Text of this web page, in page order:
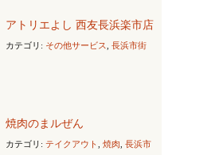
アトリエよし 西友長浜楽市店
カテゴリ: その他サービス 長浜市街
焼肉のまルぜん
カテゴリ: テイクアウト 焼肉 長浜市